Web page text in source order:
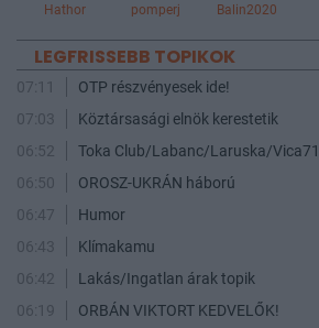
Hathor pomperj Balin2020
LEGFRISSEBB TOPIKOK
07:11
OTP részvényesek ide!
07:03
Köztársasági elnök kerestetik
06:52
06:50
OROSZ-UKRÁN háború
06:47
Humor
06:43
Klímakamu
06:42
Lakás/Ingatlan árak topik
06:19
ORBÁN VIKTORT KEDVELŐK!